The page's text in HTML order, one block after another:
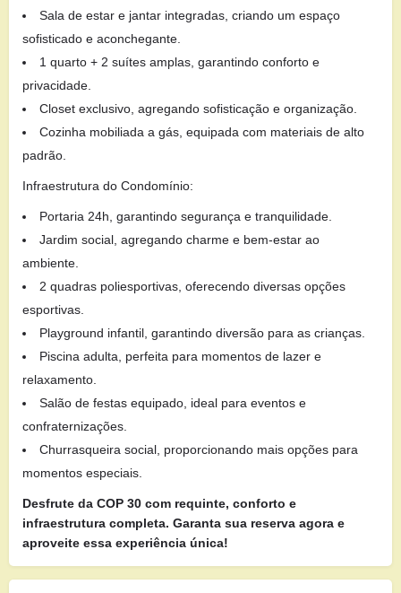
Sala de estar e jantar integradas, criando um espaço
sofisticado e aconchegante.
1 quarto + 2 suítes amplas, garantindo conforto e
privacidade.
Closet exclusivo, agregando sofisticação e organização.
Cozinha mobiliada a gás, equipada com materiais de alto
padrão.
Infraestrutura do Condomínio:
Portaria 24h, garantindo segurança e tranquilidade.
Jardim social, agregando charme e bem-estar ao
ambiente.
2 quadras poliesportivas, oferecendo diversas opções
esportivas.
Playground infantil, garantindo diversão para as crianças.
Piscina adulta, perfeita para momentos de lazer e
relaxamento.
Salão de festas equipado, ideal para eventos e
confraternizações.
Churrasqueira social, proporcionando mais opções para
momentos especiais.
Desfrute da COP 30 com requinte, conforto e
infraestrutura completa. Garanta sua reserva agora e
aproveite essa experiência única!